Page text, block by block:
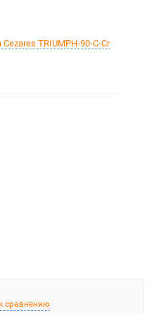
TRIUMPH-90-C-Cr
сравнению